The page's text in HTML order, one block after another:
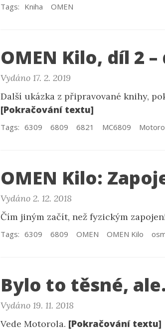
Tags: Kniha OMEN
OMEN Kilo, díl 2
Vydáno 17. 2. 2019
Další ukázka z připravované knihy,
[Pokračování textu]
Tags: 6309 6809 6821 MC6809
OMEN Kilo:
Vydáno 2. 12. 2018
Čím jiným začít, než fyzickým
Tags: 6309 6809 OMEN OMEN Kilo
Bylo to těsné,
Vydáno 19. 11. 2018
Vede Motorola. [Pokračování textu]